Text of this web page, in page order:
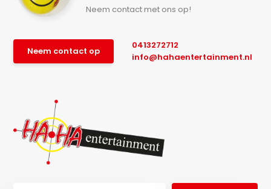
Neem contact met ons op!
Neem contact op
0413272712
info@hahaentertainment.nl